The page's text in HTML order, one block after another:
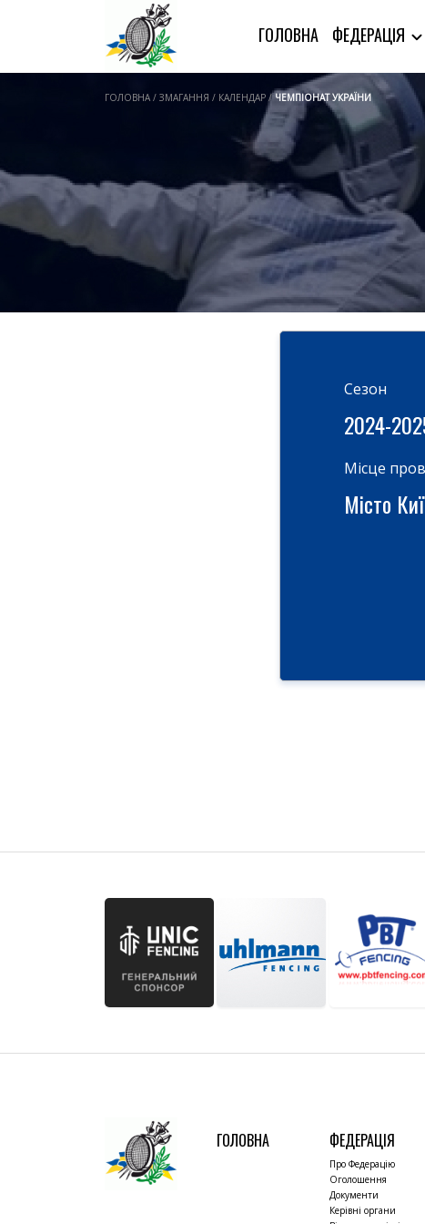
ГОЛОВНА ФЕДЕРАЦІЯ
ГОЛОВНА / ЗМАГАННЯ / КАЛЕНДАР / ЧЕМПІОНАТ УКРАЇНИ
Cезон
2024-
Місце
Місто
ГОЛОВНА ФЕДЕРАЦІЯ
Про Федерацію
Оголошення
Документи
Керівні органи